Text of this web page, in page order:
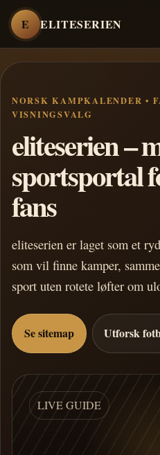
E ELITESERIEN
NORSK KAMPKALENDER •
VISNINGSVALG
eliteserien –
sportsportal
fans
eliteserien er laget som et
som vil finne kamper,
sport uten rotete løfter om
Se sitemap Utforsk
LIVE GUIDE